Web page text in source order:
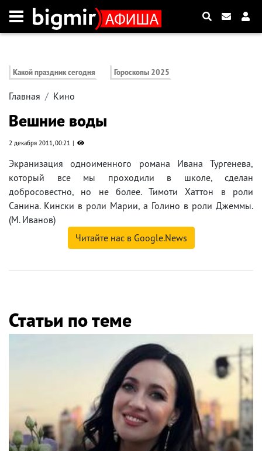
Какой праздник сегодня Гороскопы 2025
Главная Кино
Вешние воды
2 декабря 2011, 00:21
Экранизация одноименного романа Ивана Тургенева,
который все мы проходили в школе, сделан
добросовестно, но не более. Тимоти Хаттон в роли
Санина. Кински в роли Марии, а Голино в роли Джеммы.
(М. Иванов)
Читайте нас в Google.News
Статьи по теме